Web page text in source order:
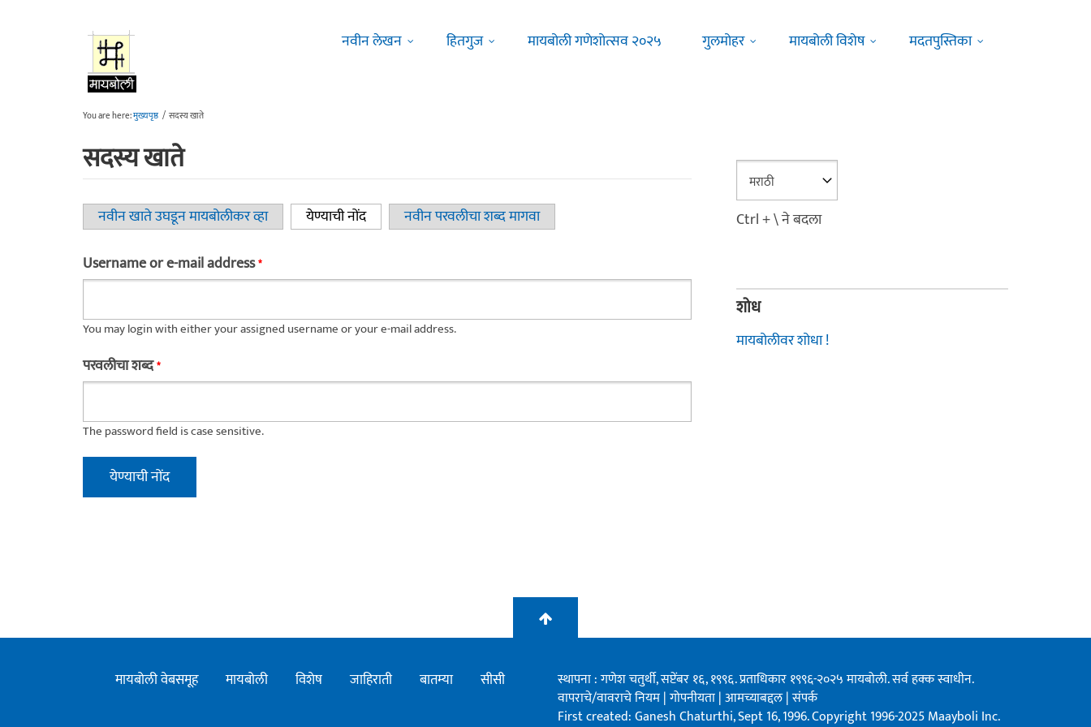
नवीन लेखन
हितगुज मायबोली गणेशोत्सव २०२५ गुलमोहर मायबोली विशेष मदतपुस्तिका
You are here:मुख्यपृष्ठ / सदस्य खाते
सदस्य खाते
Primary tabs
नवीन खाते उघडून मायबोलीकर व्हा येण्याची नोंद(active tab)नवीन परवलीचा शब्द मागवा
Username or e-mail address*
You may login with either your assigned username or your e-mail address.
परवलीचा शब्द*
The password field is case sensitive.
Ctrl + \ ने बदला
शोध
मायबोलीवर शोधा !
मायबोली वेबसमूह मायबोली विशेष जाहिराती बातम्या सीसी
स्थापना : गणेश चतुर्थी, सप्टेंबर १६, १९९६. प्रताधिकार १९९६-२०२५ मायबोली. सर्व हक्क स्वाधीन.
वापराचे/वावराचे नियम|गोपनीयता|आमच्याबद्दल|संपर्क
First created: Ganesh Chaturthi, Sept 16, 1996. Copyright 1996-2025 Maayboli Inc.